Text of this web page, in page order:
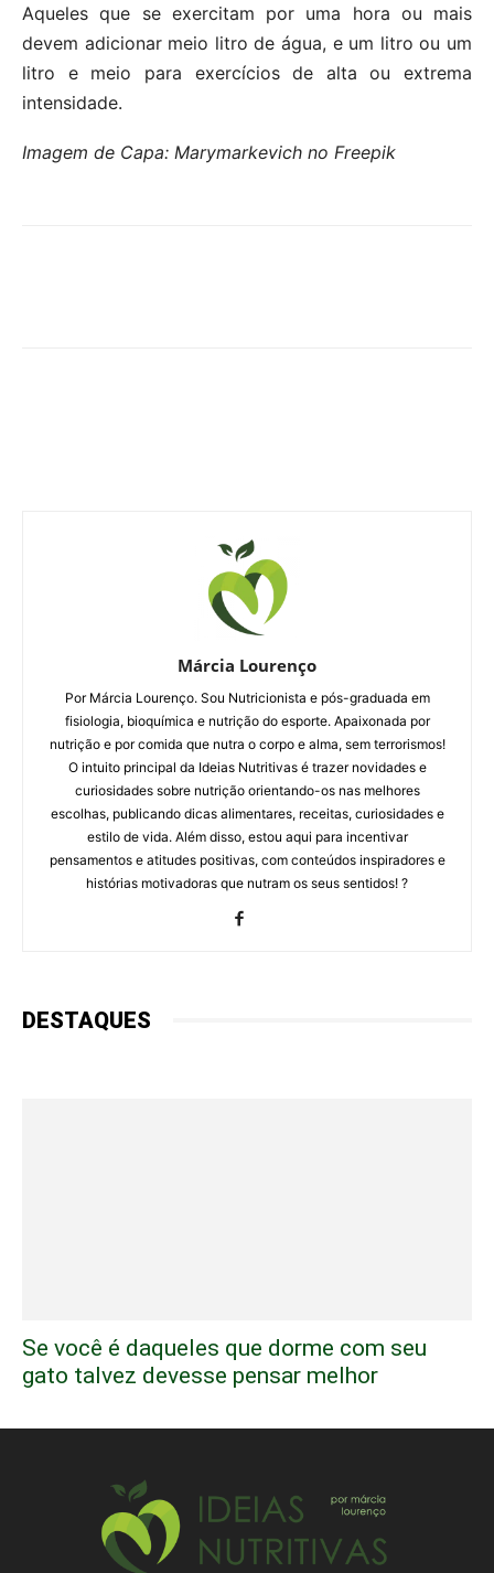
Aqueles que se exercitam por uma hora ou mais
devem adicionar meio litro de água, e um litro ou um
litro e meio para exercícios de alta ou extrema
intensidade.
Imagem de Capa: Marymarkevich no Freepik
Márcia Lourenço
Por Márcia Lourenço. Sou Nutricionista e pós-graduada em
fisiologia, bioquímica e nutrição do esporte. Apaixonada por
nutrição e por comida que nutra o corpo e alma, sem terrorismos!
O intuito principal da Ideias Nutritivas é trazer novidades e
curiosidades sobre nutrição orientando-os nas melhores
escolhas, publicando dicas alimentares, receitas, curiosidades e
estilo de vida. Além disso, estou aqui para incentivar
pensamentos e atitudes positivas, com conteúdos inspiradores e
histórias motivadoras que nutram os seus sentidos! ?
DESTAQUES
Se você é daqueles que dorme com seu
gato talvez devesse pensar melhor